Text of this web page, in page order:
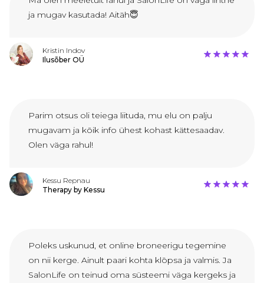
ja mugav kasutada! Aitäh😇
Kristin Indov
Ilusõber OÜ
Parim otsus oli teiega liituda, mu elu on palju
mugavam ja kõik info ühest kohast kättesaadav.
Olen väga rahul!
Kessu Repnau
Therapy by Kessu
Poleks uskunud, et online broneerigu tegemine
on nii kerge. Ainult paari kohta klōpsa ja valmis. Ja
SalonLife on teinud oma süsteemi väga kergeks ja